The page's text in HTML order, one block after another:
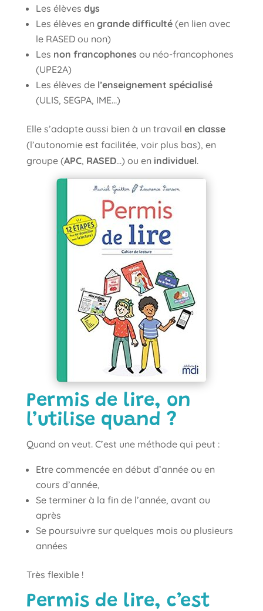
Les élèves dys
Les élèves en grande difficulté(en lien avec
le RASED ou non)
Les non francophones ou néo-francophones
(UPE2A)
Les élèves de l’enseignement spécialisé
(ULIS, SEGPA, IME…)
Elle s’adapte aussi bien à un travail en classe
(l’autonomie est facilitée, voir plus bas), en
groupe (APC, RASED…) ou en individuel.
Permis de lire, on
l’utilise quand ?
Quand on veut. C’est une méthode qui peut :
Etre commencée en début d’année ou en
cours d’année,
Se terminer à la fin de l’année, avant ou
après
Se poursuivre sur quelques mois ou plusieurs
années
Très flexible !
Permis de lire, c’est